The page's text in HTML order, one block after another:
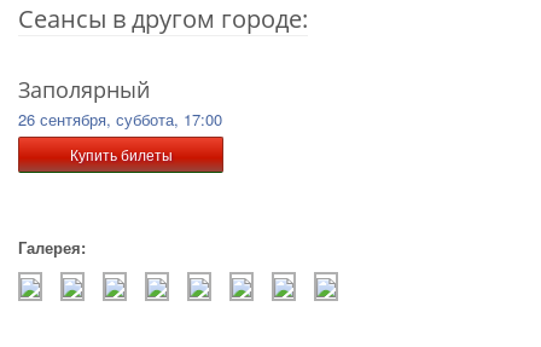
Cеансы в другом городе:
Заполярный
26 сентября, суббота, 17:00
Купить билеты
Галерея: